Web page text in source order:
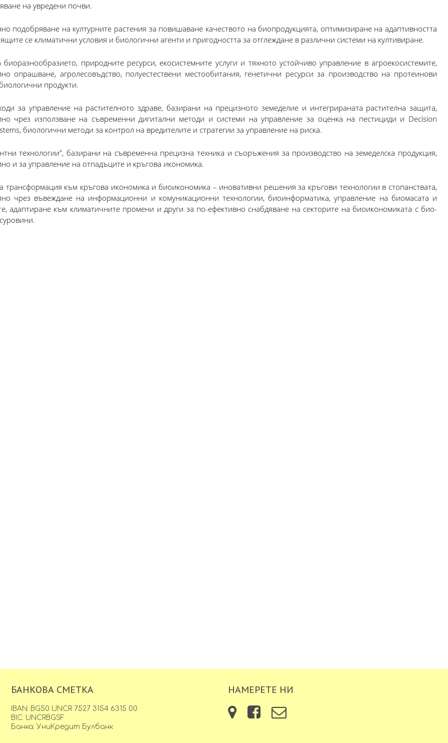
на увредени почви.
подобряване на културните растения за повишаване качеството на биопродукцията, оптимизиране на адаптивността
се климатични условия и биологични агенти и пригодността за отглеждане в различни системи на култивиране.
природните ресурси, екосистемните услуги и тяхното устойчиво управление в агроекосистемите,
опрашване, агролесовъдство, полуестествени местообитания, генетични ресурси за производство на протеинови
продукти.
за управление на растителното здраве, базирани на прецизното земеделие и интегрираната растителна защита,
чрез използване на съвременни дигитални методи и системи на управление за оценка на пестициди и Decision
биологични методи за контрол на вредителите и стратегии за управление на риска.
технологии", базирани на съвременна прецизна техника и съоръжения за производство на земеделска продукция,
и за управление на отпадъците и кръгова икономика.
трансформация към кръгова икономика и биоикономика – иновативни решения за кръгови технологии в стопанствата,
чрез въвеждане на информационни и комуникационни технологии, биоинформатика, управление на биомасата и
адаптиране към климатичните промени и други за по-ефективно снабдяване на секторите на биоикономиката с био-
БАНКОВА СМЕТКА
IBAN: BG50 UNCR 7527 3154 6315 00
BIC: UNCRBGSF
Банка: УниКредит Булбанк
НАМЕРЕТЕ НИ